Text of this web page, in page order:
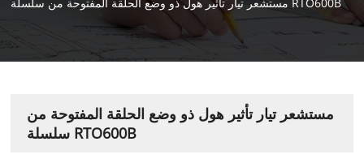
مستشعر تيار تأثير هول ذو وضع الحلقة المفتوحة من
سلسلة RTO600B